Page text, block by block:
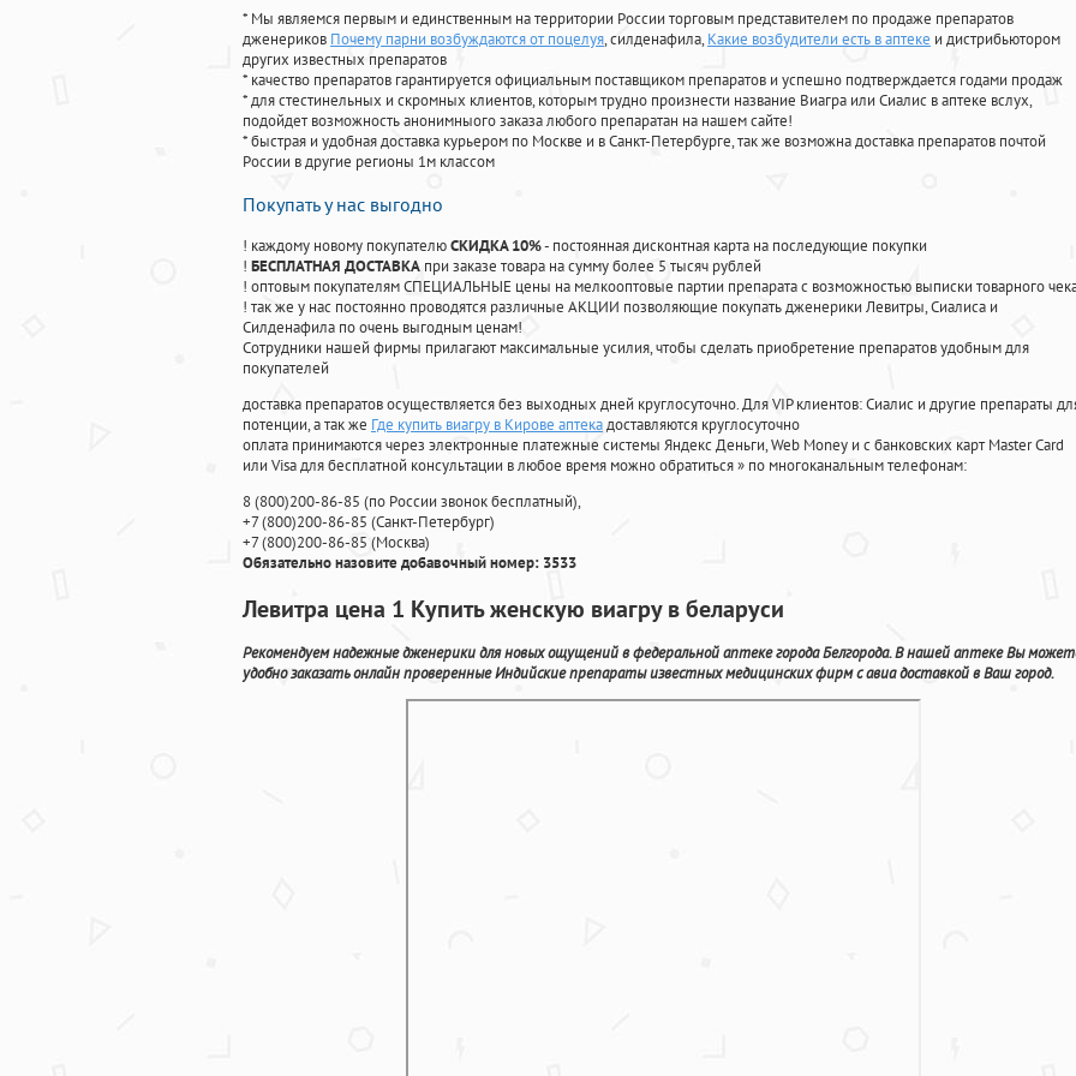
* Мы являемся первым и единственным на территории России торговым представителем по продаже препаратов
дженериков Почему парни возбуждаются от поцелуя, силденафила, Какие возбудители есть в аптеке и дистрибьютором
других известных препаратов
* качество препаратов гарантируется официальным поставщиком препаратов и успешно подтверждается годами продаж
* для стестинельных и скромных клиентов, которым трудно произнести название Виагра или Сиалис в аптеке вслух,
подойдет возможность анонимныого заказа любого препаратан на нашем сайте!
* быстрая и удобная доставка курьером по Москве и в Санкт-Петербурге, так же возможна доставка препаратов почтой
России в другие регионы 1м классом
Покупать у нас выгодно
! каждому новому покупателюСКИДКА 10%- постоянная дисконтная карта на последующие покупки
! БЕСПЛАТНАЯ ДОСТАВКА при заказе товара на сумму более 5 тысяч рублей
! оптовым покупателям СПЕЦИАЛЬНЫЕ цены на мелкооптовые партии препарата с возможностью выписки товарного
! так же у нас постоянно проводятся различные АКЦИИ позволяющие покупать дженерики Левитры, Сиалиса и
Силденафила по очень выгодным ценам!
Cотрудники нашей фирмы прилагают максимальные усилия, чтобы сделать приобретение препаратов удобным для
покупателей
доставка препаратов осуществляется без выходных дней круглосуточно. Для VIP клиентов: Сиалис и другие препараты
потенции, а так же Где купить виагру в Кирове аптекадоставляются круглосуточно
оплата принимаются через электронные платежные системы Яндекс Деньги, Web Money и с банковских карт Master Card
или Visa для бесплатной консультации в любое время можно обратиться» по многоканальным телефонам:
8(800)200-86-85 (по России звонок бесплатный),
+7(800)200-86-85 (Санкт-Петербург)
+7(800)200-86-85 (Москва)
Обязательно назовите добавочный номер: 3533
Левитра цена 1 Купить женскую виагру в беларуси
Рекомендуем надежные дженерики для новых ощущений в федеральной аптеке города Белгорода. В нашей аптеке Вы
удобно заказать онлайн проверенные Индийские препараты известных медицинских фирм с авиа доставкой в Ваш город.